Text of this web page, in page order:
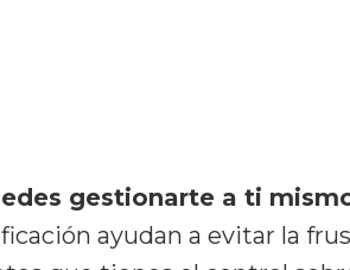
gestionarte a ti
ayudan a evitar la